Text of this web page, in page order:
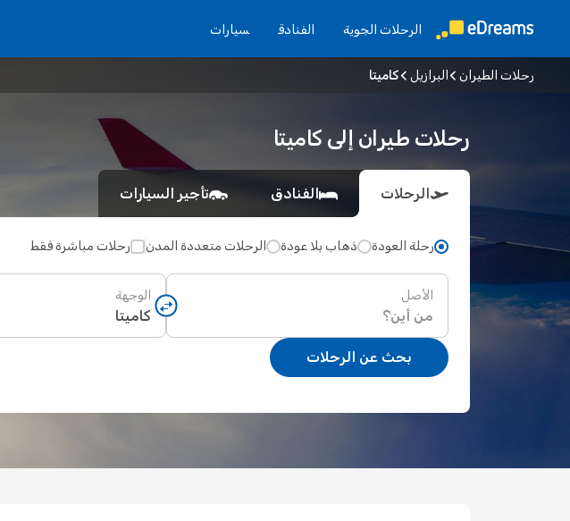
الرحلات الجوية الفنادق سيارات
رحلات الطيران البرازيل كاميتا
رحلات طيران إلى كاميتا
الرحلات الفنادق تأجير السيارات
رحلة العودة ذهاب بلا عودة الرحلات متعددة المدن رحلات مباشرة فقط
الأصل الوجهة
بحث عن الرحلات